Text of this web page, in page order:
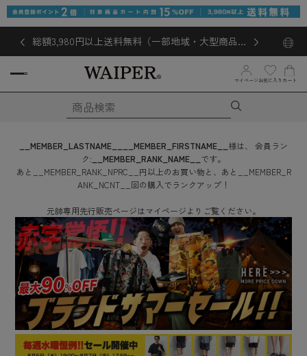
総額3,980円以上送料無料（一部地域・大型商品対
象外あり）
マイページ お気に入り カート
__MEMBER_LASTNAME__ __MEMBER_FIRSTNAME__ 様は、
会員ラン
ク: __MEMBER_RANK_NAME__ です。
あと
__MEMBER_RANK_NPRC__ 円以上のお買い物と、あと
__MEMBER_R
ANK_NCNT__ 回の購入でランクアップ！
元帥専用先行販売ページはマイページよりご覧ください。